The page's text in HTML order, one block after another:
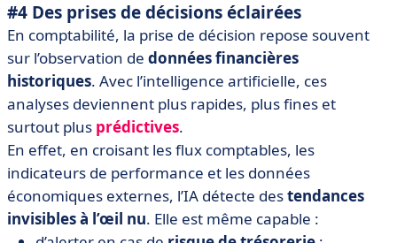
#4 Des prises de décisions éclairées
En comptabilité, la prise de décision repose souvent
sur l’observation de données financières
historiques. Avec l’intelligence artificielle, ces
analyses deviennent plus rapides, plus fines et
surtout plus prédictives.
En effet, en croisant les flux comptables, les
indicateurs de performance et les données
économiques externes, l’IA détecte destendances
invisibles à l’œil nu. Elle est même capable :